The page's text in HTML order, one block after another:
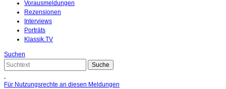
Vorausmeldungen
Rezensionen
Interviews
Porträts
Klassik.TV
Suchen
Für Nutzungsrechte an diesen Meldungen